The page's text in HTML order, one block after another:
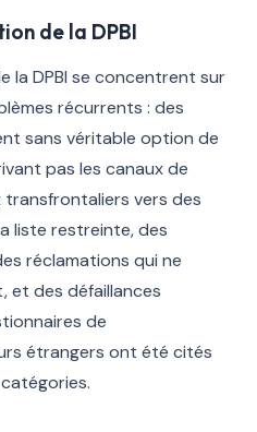
de la DPBI
la DPBI se concentrent sur
récurrents : des
sans véritable option de
pas les canaux de
transfrontaliers vers des
liste restreinte, des
réclamations qui ne
et des défaillances
de
étrangers ont été cités